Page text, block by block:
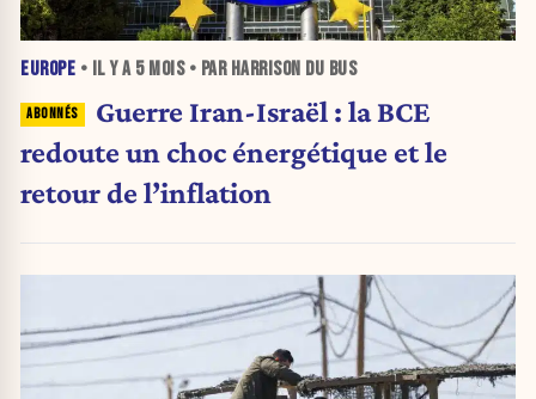
EUROPE • IL Y A 5 MOIS• PAR HARRISON DU BUS
Guerre Iran-Israël : la BCE
redoute un choc énergétique et le
retour de l’inflation